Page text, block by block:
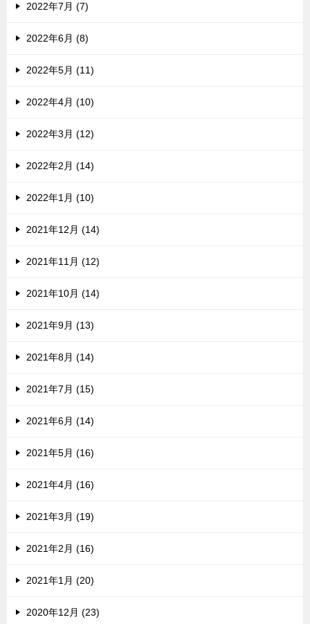
2022年7月 (7)
2022年6月 (8)
2022年5月 (11)
2022年4月 (10)
2022年3月 (12)
2022年2月 (14)
2022年1月 (10)
2021年12月 (14)
2021年11月 (12)
2021年10月 (14)
2021年9月 (13)
2021年8月 (14)
2021年7月 (15)
2021年6月 (14)
2021年5月 (16)
2021年4月 (16)
2021年3月 (19)
2021年2月 (16)
2021年1月 (20)
2020年12月 (23)